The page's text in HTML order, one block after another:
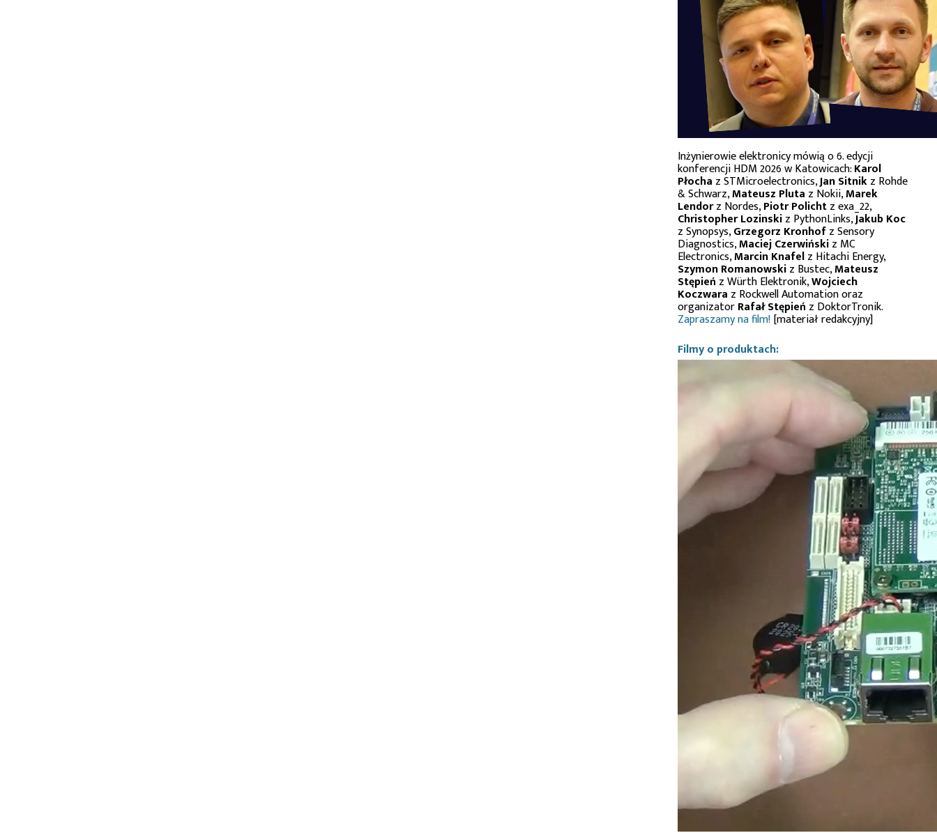
Inżynierowie elektronicy mówią o 6. edycji
konferencji HDM 2026 w Katowicach:Karol
Płocha z STMicroelectronics,Jan Sitnikz Rohde
& Schwarz,Mateusz Pluta z Nokii,Marek
Lendorz Nordes,Piotr Polichtz exa_22,
Christopher Lozinskiz PythonLinks,Jakub Koc
z Synopsys,Grzegorz Kronhofz Sensory
Diagnostics,Maciej Czerwińskiz MC
Electronics,Marcin Knafelz Hitachi Energy,
Szymon Romanowskiz Bustec,Mateusz
Stępień z Würth Elektronik,Wojciech
Koczwara z Rockwell Automation oraz
organizatorRafał Stępień z DoktorTronik.
Zapraszamy na film![materiał redakcyjny]
Filmy o produktach: